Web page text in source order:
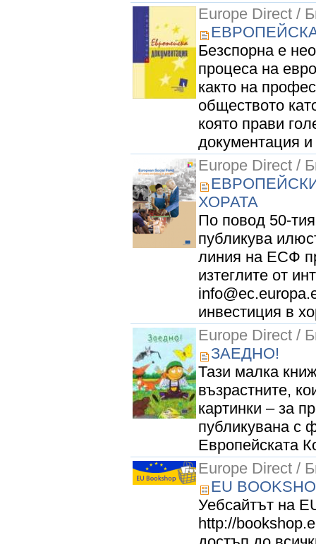
Europe Direct /
Безспорна е
процеса на
както на
обществото
която прави
документация
Europe Direct /
ХОРАТА
По повод 50-
публикува
линия на ЕСФ
изтеглите от
инвестиция в
Europe Direct /
ЗАЕДНО!
Тази малка
възрастните,
картинки – за
публикувана с
Европейската
Europe Direct /
EU
Уебсайтът на
http://